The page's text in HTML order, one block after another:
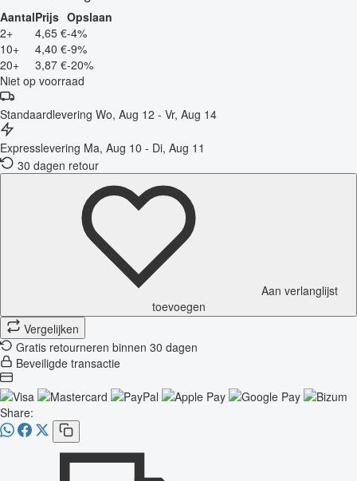
AantalPrijs Opslaan
2+
4,65 €-4%
10+
4,40 €-9%
20+
3,87 €-20%
Niet op voorraad
Standaardlevering Wo, Aug 12 - Vr, Aug 14
Expresslevering Ma, Aug 10 - Di, Aug 11
30 dagen retour
Aan verlanglijst
toevoegen
Vergelijken
Gratis retourneren binnen 30 dagen
Beveiligde transactie
Share: